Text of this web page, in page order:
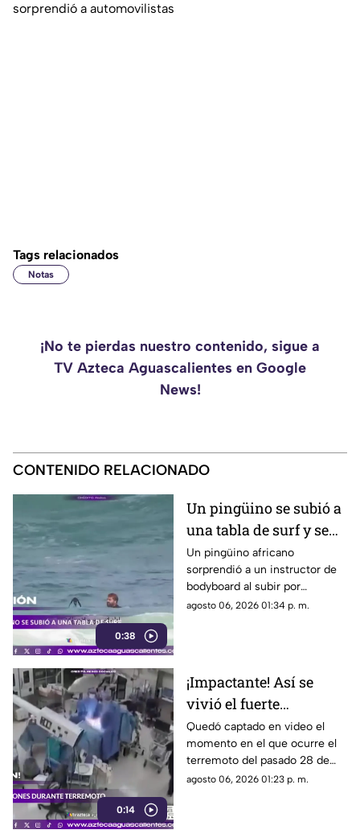
sorprendió a automovilistas
Tags relacionados
Notas
¡No te pierdas nuestro contenido, sigue a
TV Azteca Aguascalientes en Google
News!
CONTENIDO RELACIONADO
0:38
Un pingüino se subió a
una tabla de surf y se
viraliza
Un pingüino africano
sorprendió a un instructor de
bodyboard al subir por
iniciativa propia a su tabla y
agosto 06, 2026 01:34 p. m.
0:14
¡Impactante! Así se
vivió el fuerte
terremoto en el
quirófano de un
hospital
Quedó captado en video el
momento en el que ocurre el
terremoto del pasado 28 de
julio en Japón al interior de un
agosto 06, 2026 01:23 p. m.